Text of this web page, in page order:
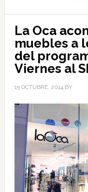
La Oca
muebles a
del
Viernes al
15 OCTUBRE, 2014BY